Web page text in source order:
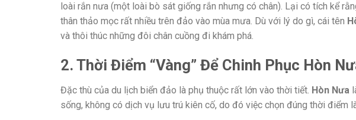
loài rắn nưa (một loài bò sát giống rắn nhưng có chân). Lại có tích kể
thân thảo mọc rất nhiều trên đảo vào mùa mưa. Dù với lý do gì, cái tên
và thôi thúc những đôi chân cuồng đi khám phá.
2. Thời Điểm “Vàng” Để Chinh Phục Hòn
Đặc thù của du lịch biển đảo là phụ thuộc rất lớn vào thời tiết. Hòn Nưa
sống, không có dịch vụ lưu trú kiên cố, do đó việc chọn đúng thời điểm